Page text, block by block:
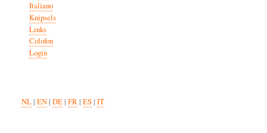
Italiano
Knipsels
Links
Colofon
Login
NL| EN| DE| FR| ES| IT